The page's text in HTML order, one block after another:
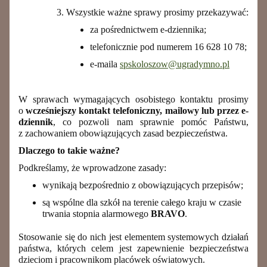
Wszystkie ważne sprawy prosimy przekazywać:
za pośrednictwem e‑dziennika;
telefonicznie pod numerem 16 628 10 78;
e-maila spskoloszow@ugradymno.pl
W sprawach wymagających osobistego kontaktu prosimy
owcześniejszy kontakt telefoniczny, mailowy lub przez e-
dziennik, co pozwoli nam sprawnie pomóc Państwu,
z zachowaniem obowiązujących zasad bezpieczeństwa.
Dlaczego to takie ważne?
Podkreślamy, że wprowadzone zasady:
wynikają bezpośrednio z obowiązujących przepisów;
są wspólne dla szkół na terenie całego kraju w czasie
trwania stopnia alarmowego BRAVO.
Stosowanie się do nich jest elementem systemowych działań
państwa, których celem jest zapewnienie bezpieczeństwa
dzieciom i pracownikom placówek oświatowych.